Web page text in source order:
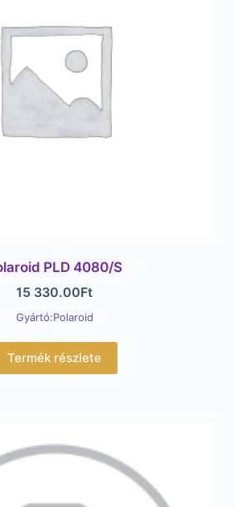
PLD 4080/S
15 330.00Ft
Gyártó:Polaroid
Termék részlete